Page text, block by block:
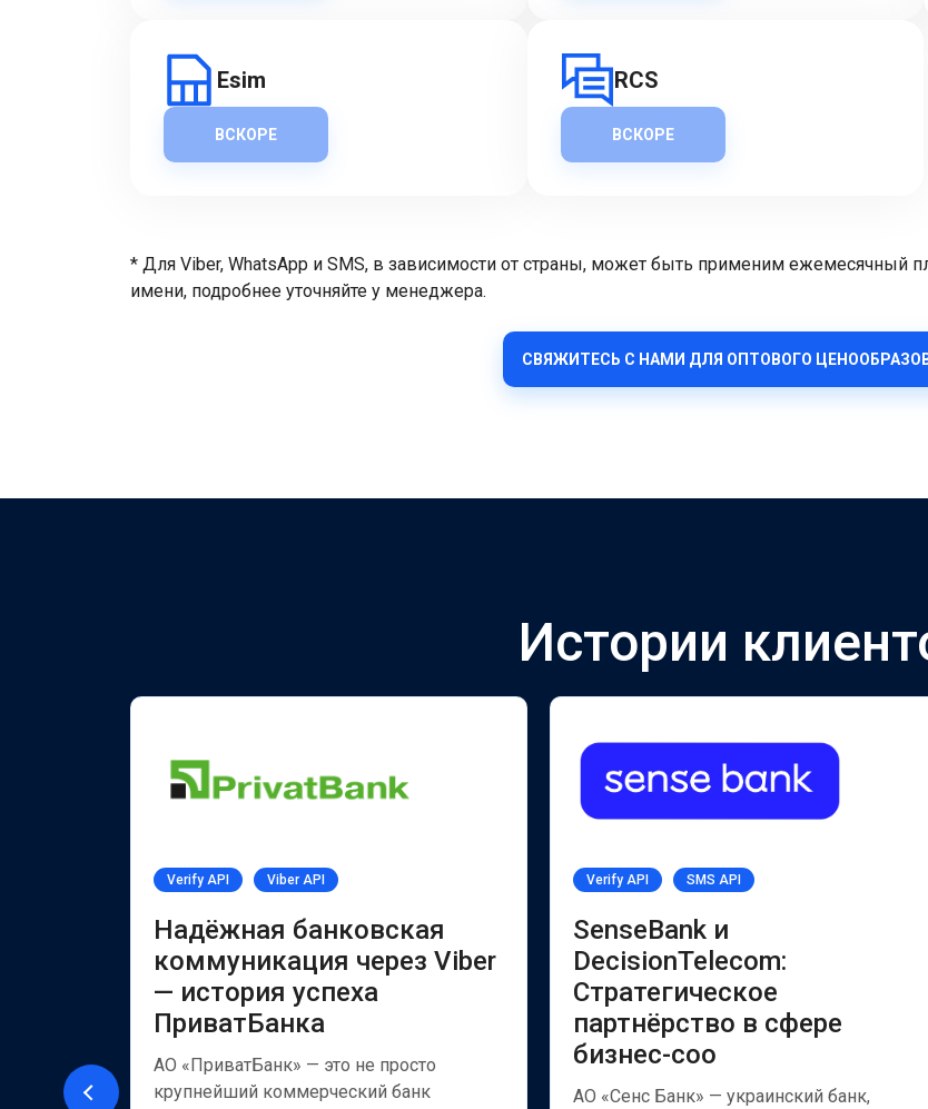
Esim
ВСКОРЕ
RCS
ВСКОРЕ
* Для Viber, WhatsApp и SMS, в зависимости от страны, может быть применим ежемесячный
имени, подробнее уточняйте у менеджера.
СВЯЖИТЕСЬ С НАМИ ДЛЯ ОПТОВОГО
Истории
Verify API Viber API
Надёжная банковская
коммуникация через Viber
— история успеха
ПриватБанка
АО «ПриватБанк» — это не просто
крупнейший коммерческий банк
Verify API SMS API
SenseBank и
DecisionTelecom:
Стратегическое
партнёрство в сфере
бизнес-соо
АО «Сенс Банк» — украинский банк,